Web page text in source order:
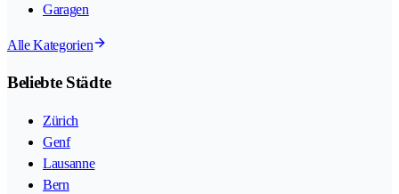
Garagen
Alle Kategorien
Beliebte Städte
Zürich
Genf
Lausanne
Bern